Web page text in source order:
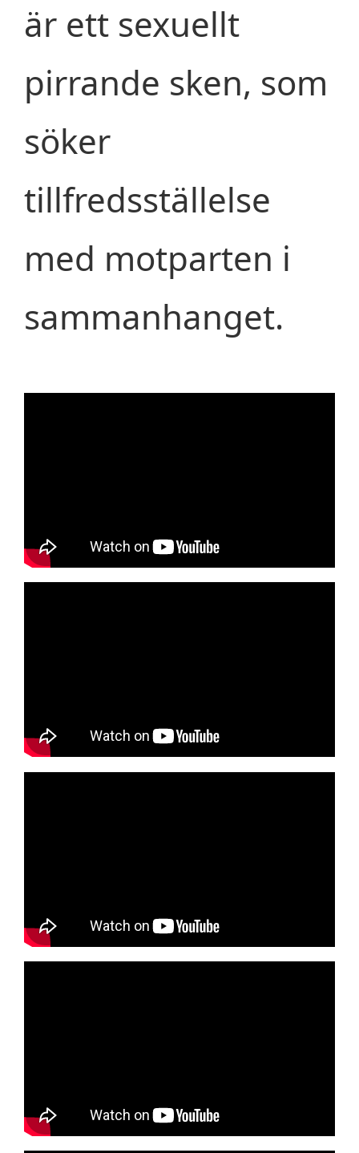
är ett sexuellt
pirrande sken, som
söker
tillfredsställelse
med motparten i
sammanhanget.